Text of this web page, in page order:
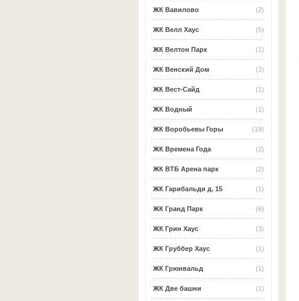
(2)
ЖК Вавилово
(5)
ЖК Велл Хаус
(1)
ЖК Велтон Парк
(3)
ЖК Венский Дом
(1)
ЖК Вест-Сайд
(1)
ЖК Водный
(19)
ЖК Воробьевы Горы
(2)
ЖК Времена Года
(2)
ЖК ВТБ Арена парк
(1)
ЖК Гарибальди д. 15
(6)
ЖК Гранд Парк
(3)
ЖК Грин Хаус
(1)
ЖК Груббер Хаус
(1)
ЖК Грюнвальд
(1)
ЖК Две башни